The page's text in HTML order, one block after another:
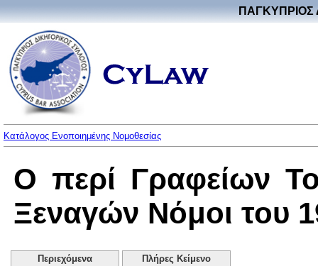
ΠΑΓΚΥΠΡΙΟΣ
Κατάλογος Ενοποιημένης Νομοθεσίας
Ο περί Γραφείων
Ξεναγών Νόμοι του
Περιεχόμενα Πλήρες Κείμενο